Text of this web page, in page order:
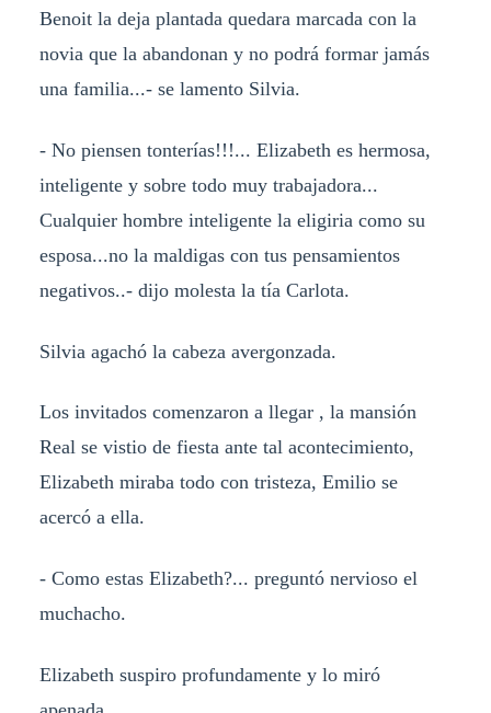
Benoit la deja plantada quedara marcada con la
novia que la abandonan y no podrá formar jamás
una familia...- se lamento Silvia.
- No piensen tonterías!!!... Elizabeth es hermosa,
inteligente y sobre todo muy trabajadora...
Cualquier hombre inteligente la eligiria como su
esposa...no la maldigas con tus pensamientos
negativos..- dijo molesta la tía Carlota.
Silvia agachó la cabeza avergonzada.
Los invitados comenzaron a llegar , la mansión
Real se vistio de fiesta ante tal acontecimiento,
Elizabeth miraba todo con tristeza, Emilio se
acercó a ella.
- Como estas Elizabeth?... preguntó nervioso el
muchacho.
Elizabeth suspiro profundamente y lo miró